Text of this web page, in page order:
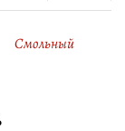
Смольный